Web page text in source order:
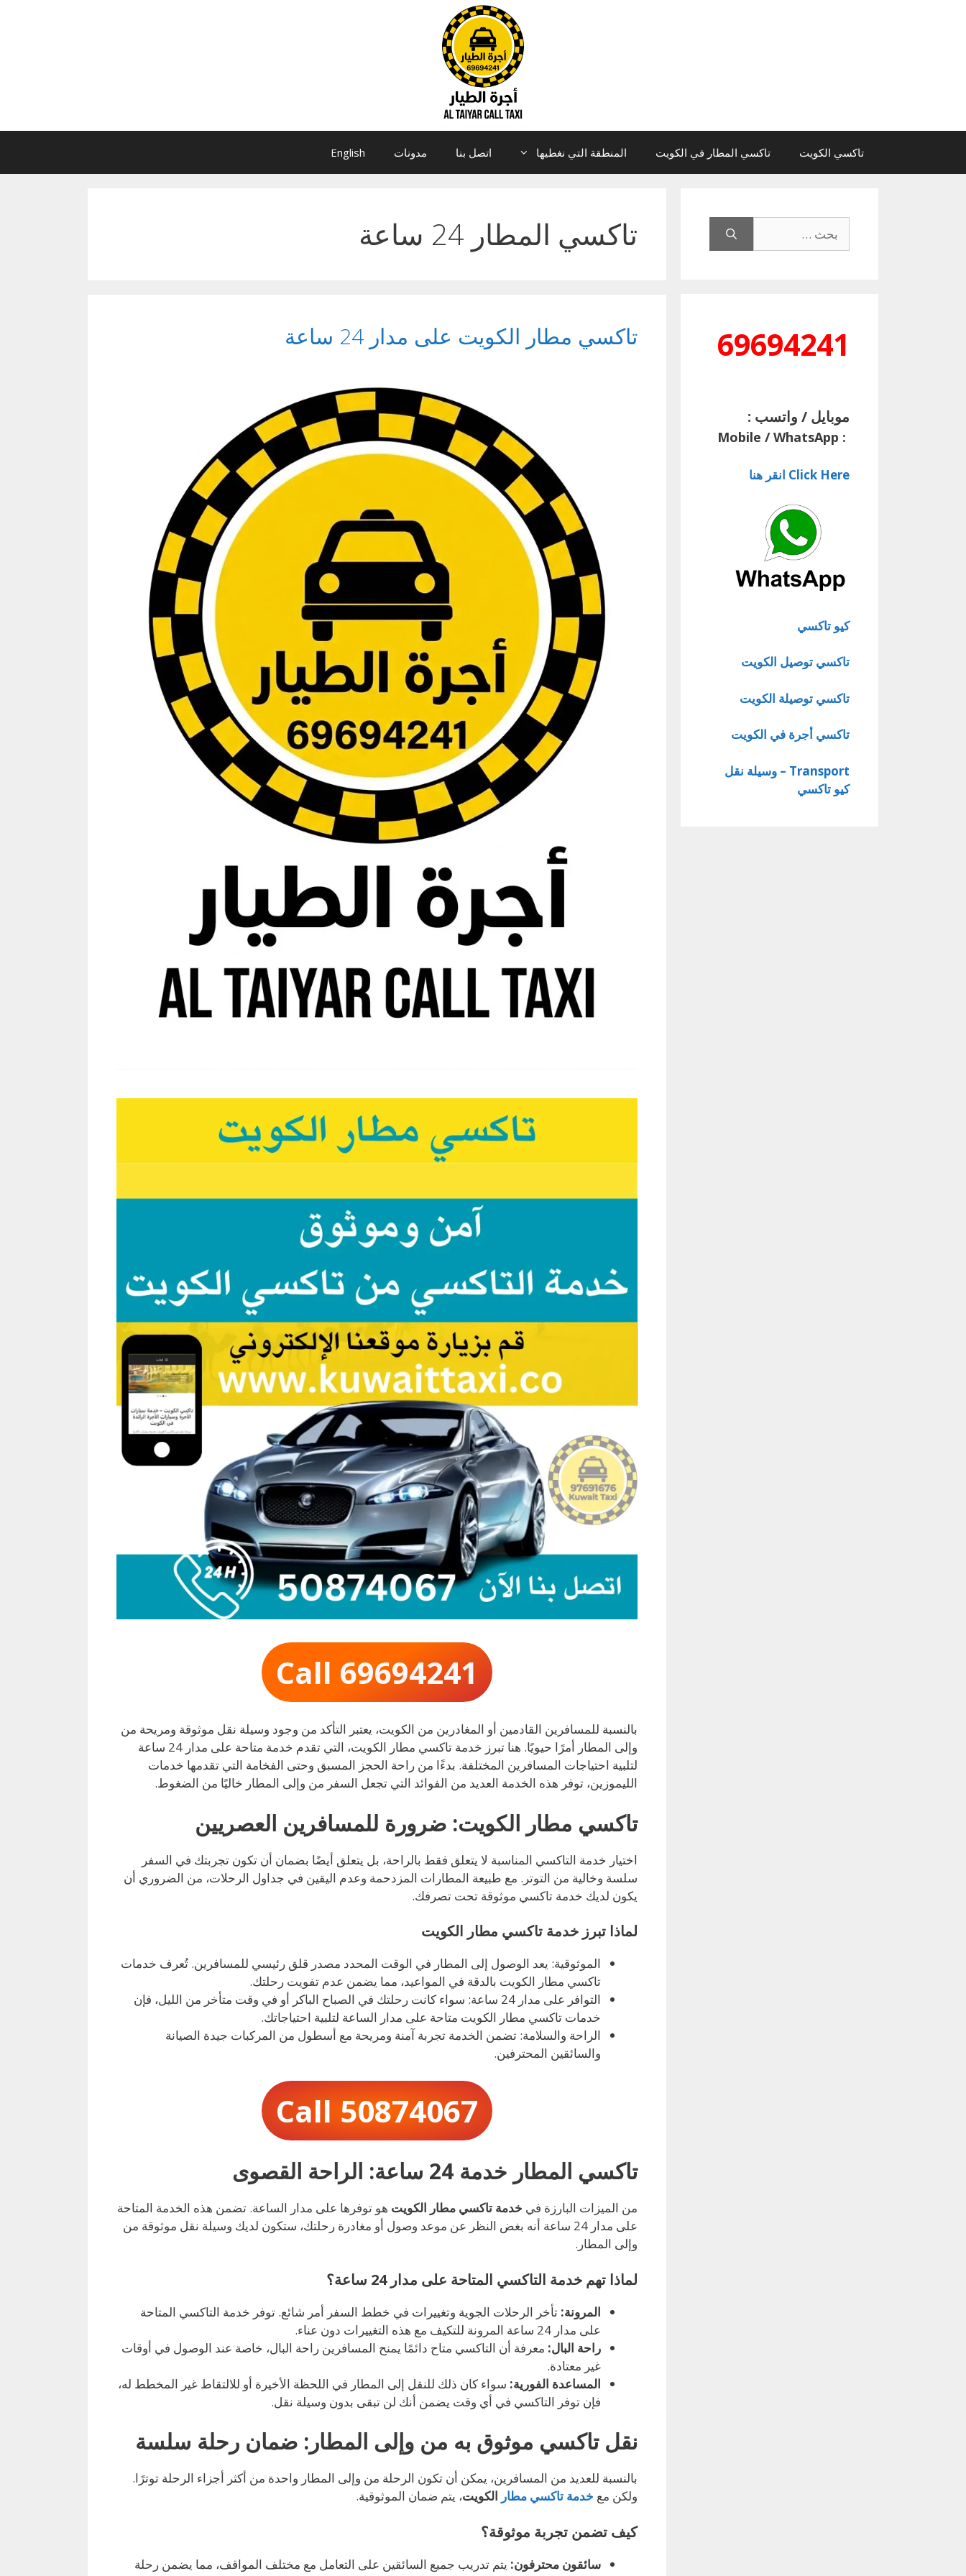
تاكسي الكويت تاكسي المطار في الكويت المنطقة التي نغطيها اتصل بنا مدونات English
تاكسي المطار 24 ساعة
تاكسي مطار الكويت على مدار 24 ساعة
Call 69694241
بالنسبة للمسافرين القادمين أو المغادرين من الكويت، يعتبر التأكد من وجود وسيلة نقل موثوقة ومريحة من
وإلى المطار أمرًا حيويًا. هنا تبرز خدمة تاكسي مطار الكويت، التي تقدم خدمة متاحة على مدار 24 ساعة
لتلبية احتياجات المسافرين المختلفة. بدءًا من راحة الحجز المسبق وحتى الفخامة التي تقدمها خدمات
الليموزين، توفر هذه الخدمة العديد من الفوائد التي تجعل السفر من وإلى المطار خاليًا من الضغوط.
تاكسي مطار الكويت: ضرورة للمسافرين العصريين
اختيار خدمة التاكسي المناسبة لا يتعلق فقط بالراحة، بل يتعلق أيضًا بضمان أن تكون تجربتك في السفر
سلسة وخالية من التوتر. مع طبيعة المطارات المزدحمة وعدم اليقين في جداول الرحلات، من الضروري أن
يكون لديك خدمة تاكسي موثوقة تحت تصرفك.
لماذا تبرز خدمة تاكسي مطار الكويت
الموثوقية: يعد الوصول إلى المطار في الوقت المحدد مصدر قلق رئيسي للمسافرين. تُعرف خدمات
تاكسي مطار الكويت بالدقة في المواعيد، مما يضمن عدم تفويت رحلتك.
التوافر على مدار 24 ساعة: سواء كانت رحلتك في الصباح الباكر أو في وقت متأخر من الليل، فإن
خدمات تاكسي مطار الكويت متاحة على مدار الساعة لتلبية احتياجاتك.
الراحة والسلامة: تضمن الخدمة تجربة آمنة ومريحة مع أسطول من المركبات جيدة الصيانة
والسائقين المحترفين.
Call 50874067
تاكسي المطار خدمة 24 ساعة: الراحة القصوى
من الميزات البارزة في خدمة تاكسي مطار الكويت هو توفرها على مدار الساعة. تضمن هذه الخدمة المتاحة
على مدار 24 ساعة أنه بغض النظر عن موعد وصول أو مغادرة رحلتك، ستكون لديك وسيلة نقل موثوقة من
وإلى المطار.
لماذا تهم خدمة التاكسي المتاحة على مدار 24 ساعة؟
المرونة: تأخر الرحلات الجوية وتغييرات في خطط السفر أمر شائع. توفر خدمة التاكسي المتاحة
على مدار 24 ساعة المرونة للتكيف مع هذه التغييرات دون عناء.
راحة البال: معرفة أن التاكسي متاح دائمًا يمنح المسافرين راحة البال، خاصة عند الوصول في أوقات
غير معتادة.
المساعدة الفورية: سواء كان ذلك للنقل إلى المطار في اللحظة الأخيرة أو للالتقاط غير المخطط له،
فإن توفر التاكسي في أي وقت يضمن أنك لن تبقى بدون وسيلة نقل.
نقل تاكسي موثوق به من وإلى المطار: ضمان رحلة سلسة
بالنسبة للعديد من المسافرين، يمكن أن تكون الرحلة من وإلى المطار واحدة من أكثر أجزاء الرحلة توترًا.
ولكن مع خدمة تاكسي مطار الكويت، يتم ضمان الموثوقية.
كيف تضمن تجربة موثوقة؟
سائقون محترفون: يتم تدريب جميع السائقين على التعامل مع مختلف المواقف، مما يضمن رحلة
عن:
69694241
موبايل / واتسب :
:
Mobile / WhatsApp
Click Here انقر هنا
كيو تاكسي
تاكسي توصيل الكويت
تاكسي توصيلة الكويت
تاكسي أجرة في الكويت
Transport – وسيلة نقل
كيو تاكسي